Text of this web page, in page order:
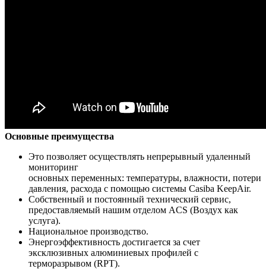
Основные преимущества
Это позволяет осуществлять непрерывный удаленный
мониторинг
основных переменных: температуры, влажности, потери
давления, расхода с помощью системы Casiba KeepAir.
Собственный и постоянный технический сервис,
предоставляемый нашим отделом ACS (Воздух как
услуга).
Национальное производство.
Энергоэффективность достигается за счет
эксклюзивных алюминиевых профилей с
терморазрывом (RPT).